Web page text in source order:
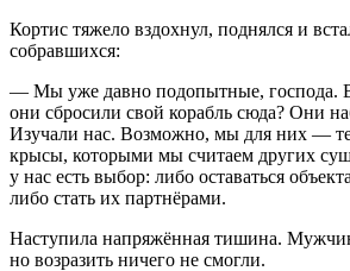
Кортис тяжело вздохнул, поднялся и
собравшихся:
— Мы уже давно подопытные, господа.
они сбросили свой корабль сюда? Они
Изучали нас. Возможно, мы для них —
крысы, которыми мы считаем других
у нас есть выбор: либо оставаться
либо стать их партнёрами.
Наступила напряжённая тишина.
но возразить ничего не смогли.